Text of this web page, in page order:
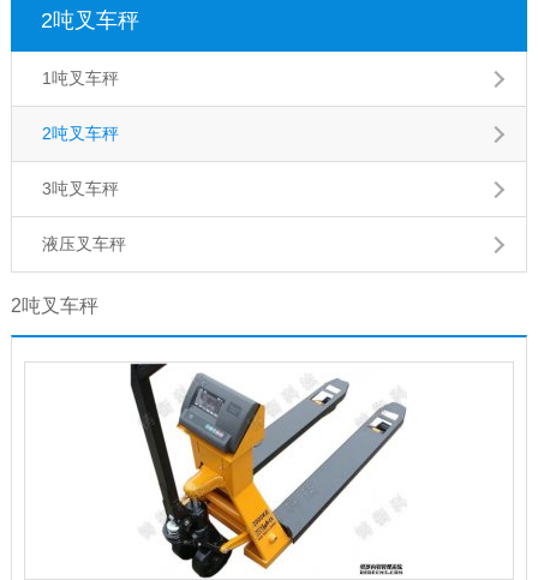
2吨叉车秤
1吨叉车秤
2吨叉车秤
3吨叉车秤
液压叉车秤
2吨叉车秤